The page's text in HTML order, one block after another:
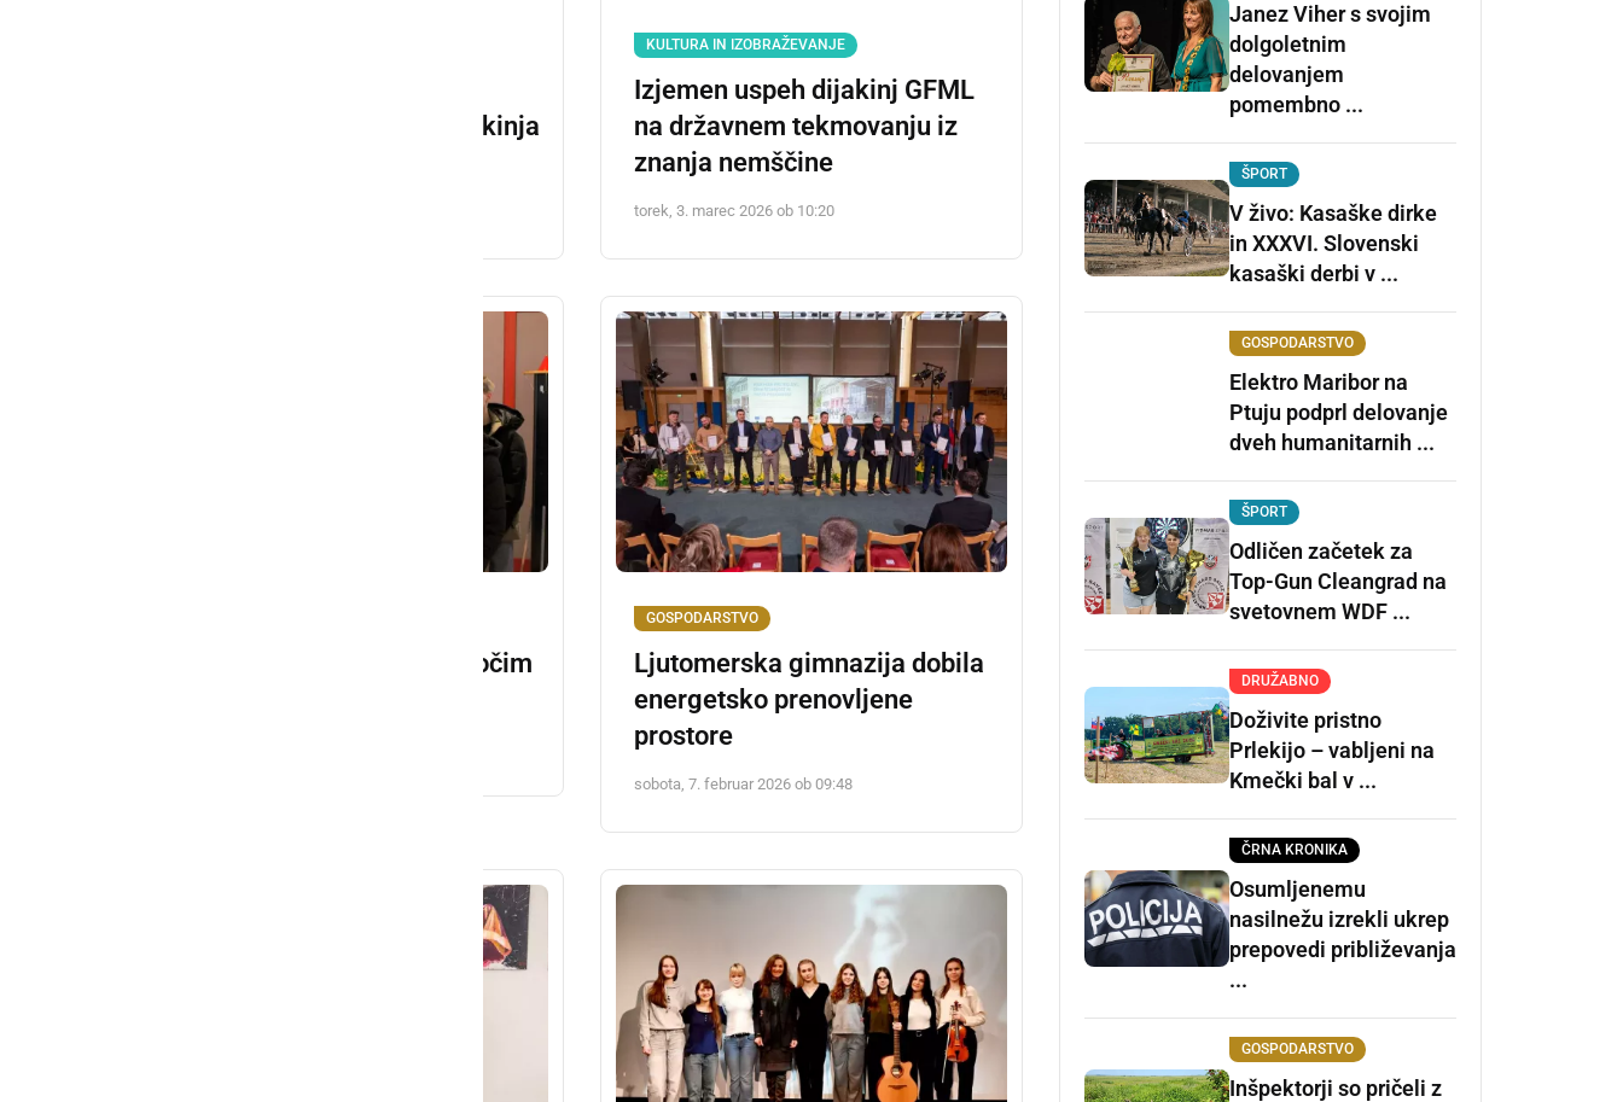
gimnazije postala Naj dijakinja
KULTURA IN IZOBRAŽEVANJE
Izjemen uspeh dijakinj GFML
na državnem tekmovanju iz
znanja nemščine
torek, 3. marec 2026 ob 10:20
Na GFML odprli vrata bodočim
GOSPODARSTVO
Ljutomerska gimnazija dobila
energetsko prenovljene
prostore
sobota, 7. februar 2026 ob 09:48
Janez Viher s svojim
dolgoletnim
delovanjem
pomembno ...
ŠPORT
V živo: Kasaške dirke
in XXXVI. Slovenski
kasaški derbi v ...
GOSPODARSTVO
Elektro Maribor na
Ptuju podprl delovanje
dveh humanitarnih ...
ŠPORT
Odličen začetek za
Top-Gun Cleangrad na
svetovnem WDF ...
DRUŽABNO
Doživite pristno
Prlekijo – vabljeni na
Kmečki bal v ...
ČRNA KRONIKA
Osumljenemu
nasilnežu izrekli ukrep
prepovedi približevanja
...
GOSPODARSTVO
Inšpektorji so pričeli z